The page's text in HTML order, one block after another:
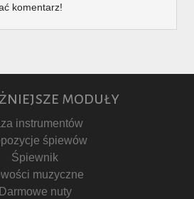
komentarz!
moduły
instrumentów
śpiewów
Śpiewnik
muzyczne
Darmowe nuty